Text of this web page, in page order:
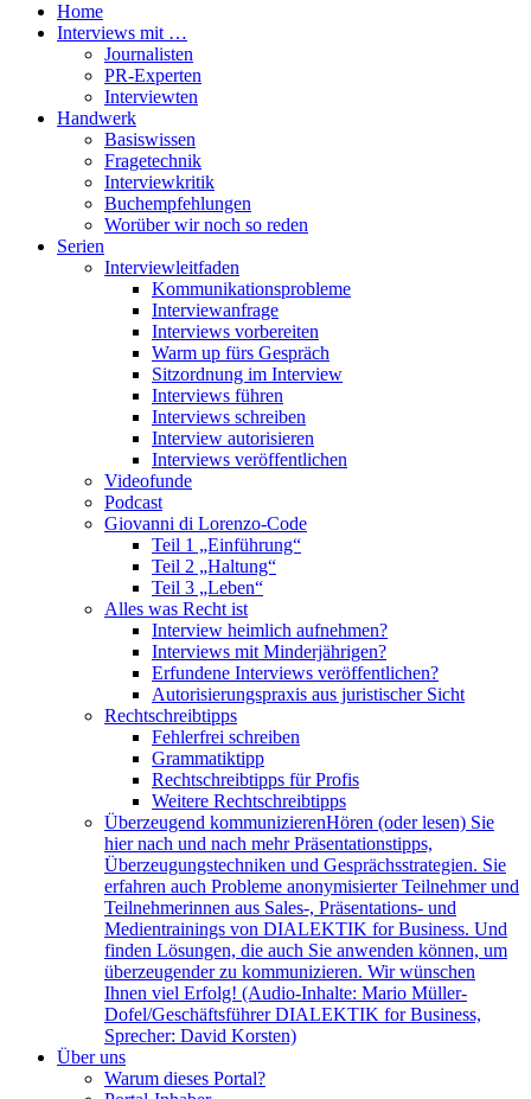
Home
Interviews mit …
Journalisten
PR-Experten
Interviewten
Handwerk
Basiswissen
Fragetechnik
Interviewkritik
Buchempfehlungen
Worüber wir noch so reden
Serien
Interviewleitfaden
Kommunikationsprobleme
Interviewanfrage
Interviews vorbereiten
Warm up fürs Gespräch
Sitzordnung im Interview
Interviews führen
Interviews schreiben
Interview autorisieren
Interviews veröffentlichen
Videofunde
Podcast
Giovanni di Lorenzo-Code
Teil 1 „Einführung“
Teil 2 „Haltung“
Teil 3 „Leben“
Alles was Recht ist
Interview heimlich aufnehmen?
Interviews mit Minderjährigen?
Erfundene Interviews veröffentlichen?
Autorisierungspraxis aus juristischer Sicht
Rechtschreibtipps
Fehlerfrei schreiben
Grammatiktipp
Rechtschreibtipps für Profis
Weitere Rechtschreibtipps
Überzeugend kommunizierenHören (oder lesen) Sie
hier nach und nach mehr Präsentationstipps,
Überzeugungstechniken und Gesprächsstrategien. Sie
erfahren auch Probleme anonymisierter Teilnehmer und
Teilnehmerinnen aus Sales-, Präsentations- und
Medientrainings von DIALEKTIK for Business. Und
finden Lösungen, die auch Sie anwenden können, um
überzeugender zu kommunizieren. Wir wünschen
Ihnen viel Erfolg! (Audio-Inhalte: Mario Müller-
Dofel/Geschäftsführer DIALEKTIK for Business,
Sprecher: David Korsten)
Über uns
Warum dieses Portal?